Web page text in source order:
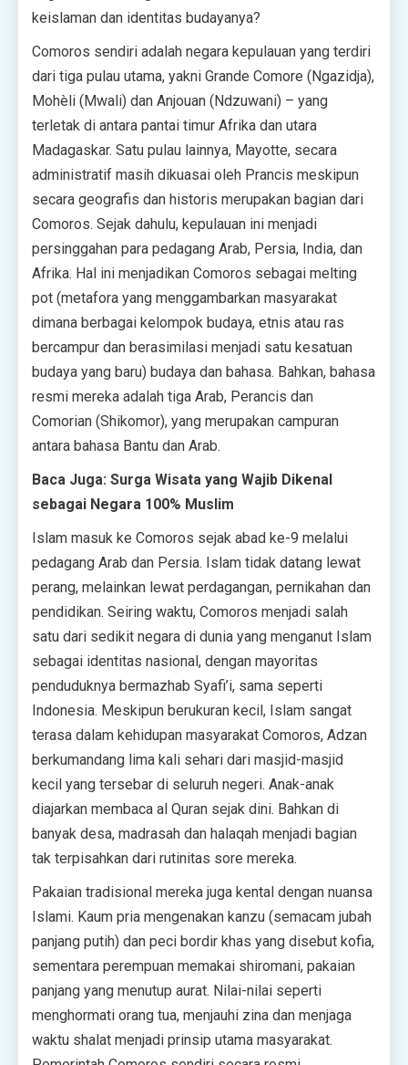
keislaman dan identitas budayanya?
Comoros sendiri adalah negara kepulauan yang terdiri
dari tiga pulau utama, yakni Grande Comore (Ngazidja),
Mohèli (Mwali) dan Anjouan (Ndzuwani) – yang
terletak di antara pantai timur Afrika dan utara
Madagaskar. Satu pulau lainnya, Mayotte, secara
administratif masih dikuasai oleh Prancis meskipun
secara geografis dan historis merupakan bagian dari
Comoros. Sejak dahulu, kepulauan ini menjadi
persinggahan para pedagang Arab, Persia, India, dan
Afrika. Hal ini menjadikan Comoros sebagai melting
pot (metafora yang menggambarkan masyarakat
dimana berbagai kelompok budaya, etnis atau ras
bercampur dan berasimilasi menjadi satu kesatuan
budaya yang baru) budaya dan bahasa. Bahkan, bahasa
resmi mereka adalah tiga Arab, Perancis dan
Comorian (Shikomor), yang merupakan campuran
antara bahasa Bantu dan Arab.
Baca Juga: Surga Wisata yang Wajib Dikenal
sebagai Negara 100% Muslim
Islam masuk ke Comoros sejak abad ke-9 melalui
pedagang Arab dan Persia. Islam tidak datang lewat
perang, melainkan lewat perdagangan, pernikahan dan
pendidikan. Seiring waktu, Comoros menjadi salah
satu dari sedikit negara di dunia yang menganut Islam
sebagai identitas nasional, dengan mayoritas
penduduknya bermazhab Syafi’i, sama seperti
Indonesia. Meskipun berukuran kecil, Islam sangat
terasa dalam kehidupan masyarakat Comoros, Adzan
berkumandang lima kali sehari dari masjid-masjid
kecil yang tersebar di seluruh negeri. Anak-anak
diajarkan membaca al Quran sejak dini. Bahkan di
banyak desa, madrasah dan halaqah menjadi bagian
tak terpisahkan dari rutinitas sore mereka.
Pakaian tradisional mereka juga kental dengan nuansa
Islami. Kaum pria mengenakan kanzu (semacam jubah
panjang putih) dan peci bordir khas yang disebut kofia,
sementara perempuan memakai shiromani, pakaian
panjang yang menutup aurat. Nilai-nilai seperti
menghormati orang tua, menjauhi zina dan menjaga
waktu shalat menjadi prinsip utama masyarakat.